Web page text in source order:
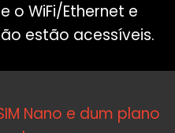
o WiFi/Ethernet e
estão acessíveis.
Nano e dum plano